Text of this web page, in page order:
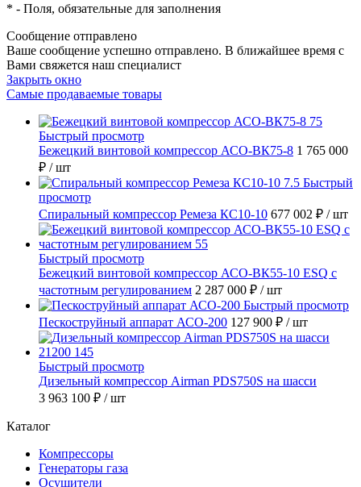
* - Поля, обязательные для заполнения
Сообщение отправлено
Ваше сообщение успешно отправлено. В ближайшее время с
Вами свяжется наш специалист
Закрыть окно
Самые продаваемые товары
Быстрый просмотр
Бежецкий винтовой компрессор АСО-ВК75-8 1 765 000
₽ / шт
Быстрый
просмотр
Спиральный компрессор Ремеза КС10-10 677 002 ₽ / шт
Быстрый просмотр
Бежецкий винтовой компрессор АСО-ВК55-10 ESQ с
частотным регулированием 2 287 000 ₽ / шт
Быстрый просмотр
Пескоструйный аппарат АСО-200 127 900 ₽ / шт
Быстрый просмотр
Дизельный компрессор Airman PDS750S на шасси
3 963 100 ₽ / шт
Каталог
Компрессоры
Генераторы газа
Осушители